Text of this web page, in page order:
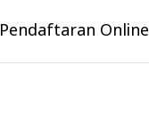
Pendaftaran Online